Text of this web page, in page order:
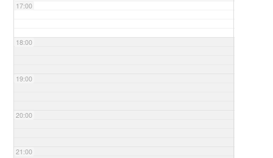
17:00
18:00
19:00
20:00
21:00